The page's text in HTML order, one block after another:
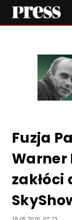
Fuzja
Warner
zakłóci